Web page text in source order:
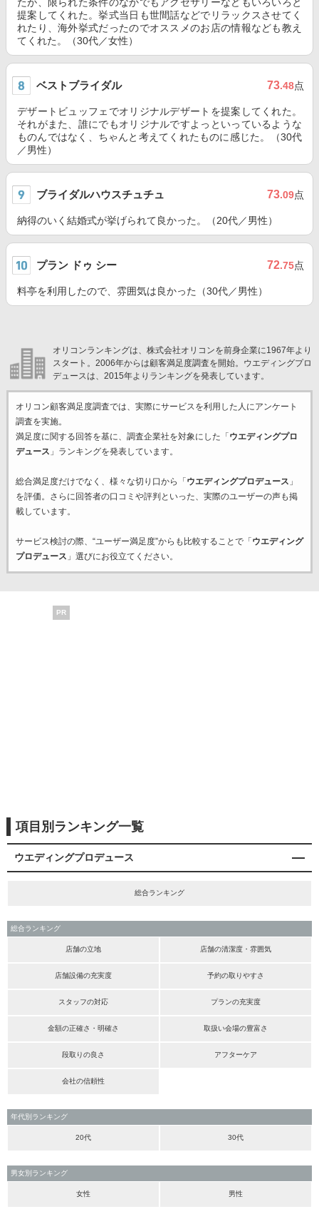
提案してくれた。挙式当日も世間話などでリラックスさせてく
れたり、海外挙式だったのでオススメのお店の情報なども教え
てくれた。（30代／女性）
ベストブライダル 73.48点
デザートビュッフェでオリジナルデザートを提案してくれた。
それがまた、誰にでもオリジナルですよっといっているような
ものんではなく、ちゃんと考えてくれたものに感じた。（30代
／男性）
ブライダルハウスチュチュ 73.09点
納得のいく結婚式が挙げられて良かった。（20代／男性）
プラン ドゥ シー 72.75点
料亭を利用したので、雰囲気は良かった（30代／男性）
オリコンランキングは、株式会社オリコンを前身企業に1967年より
スタート。2006年からは顧客満足度調査を開始。ウエディングプロ
デュースは、2015年よりランキングを発表しています。
オリコン顧客満足度調査では、実際にサービスを利用した 人にアンケート
調査を実施。
満足度に関する回答を基に、調査企業社を対象にした「 ウエディングプロ
デュース 」ランキングを発表しています。
総合満足度だけでなく、様々な切り口から「 ウエディングプロデュース 」
を評価。さらに回答者の口コミや評判といった、実際のユーザーの声も掲
載しています。
サービス検討の際、“ユーザー満足度”からも比較することで「 ウエディング
プロデュース 」選びにお役立てください。
PR
項目別ランキング一覧
ウエディングプロデュース
総合ランキング
総合ランキング
店舗の立地 店舗の清潔度・雰囲気
店舗設備の充実度 予約の取りやすさ
スタッフの対応 プランの充実度
金額の正確さ・明確さ 取扱い会場の豊富さ
段取りの良さ アフターケア
会社の信頼性
年代別ランキング
20代 30代
男女別ランキング
女性 男性